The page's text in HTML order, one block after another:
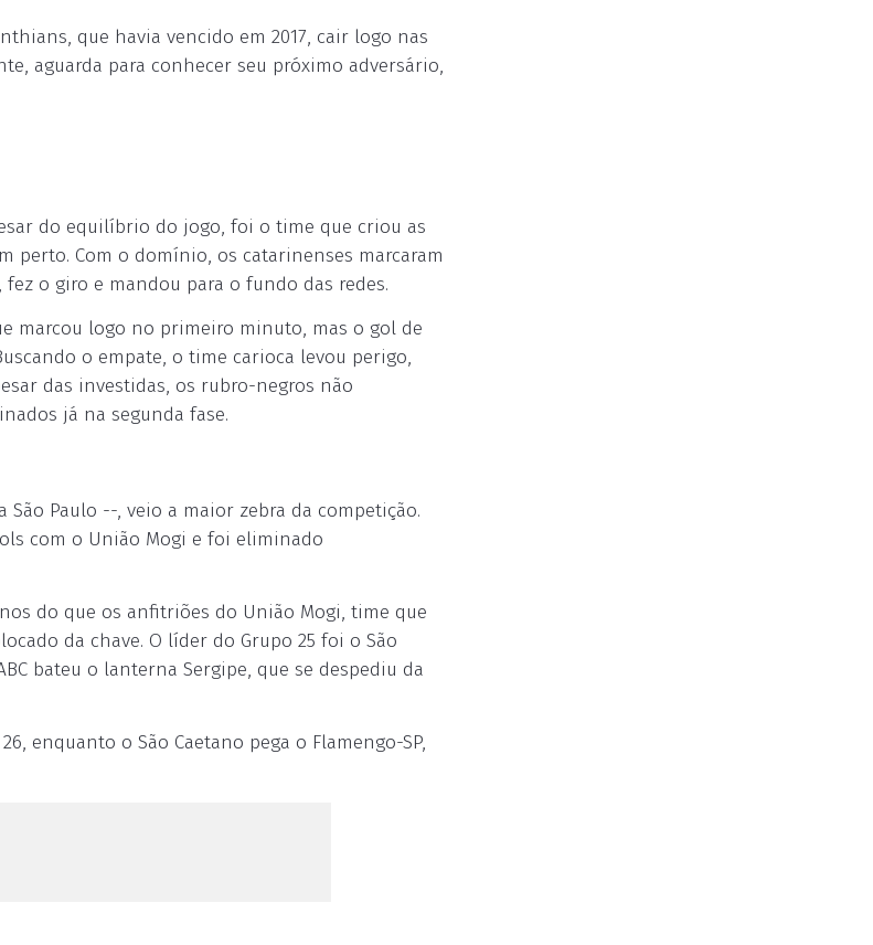
que havia vencido em 2017, cair logo nas
aguarda para conhecer seu próximo adversário,
do equilíbrio do jogo, foi o time que criou as
perto. Com o domínio, os catarinenses marcaram
o giro e mandou para o fundo das redes.
marcou logo no primeiro minuto, mas o gol de
o empate, o time carioca levou perigo,
das investidas, os rubro-negros não
já na segunda fase.
Paulo --, veio a maior zebra da competição.
com o União Mogi e foi eliminado
do que os anfitriões do União Mogi, time que
da chave. O líder do Grupo 25 foi o São
bateu o lanterna Sergipe, que se despediu da
enquanto o São Caetano pega o Flamengo-SP,